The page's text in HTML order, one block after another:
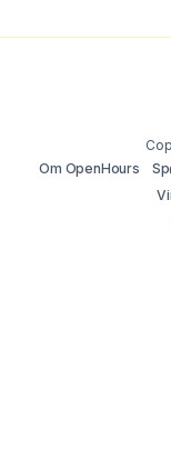
Om OpenHours